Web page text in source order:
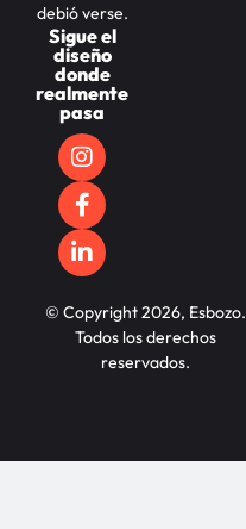
debió verse.
Sigue el
diseño
donde
realmente
pasa
© Copyright 2026, Esbozo.
Todos los derechos
reservados.